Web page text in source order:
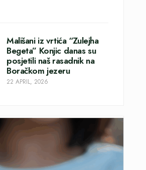
Mališani iz vrtića “Zulejha
Begeta” Konjic danas su
posjetili naš rasadnik na
Boračkom jezeru
22 APRIL, 2026